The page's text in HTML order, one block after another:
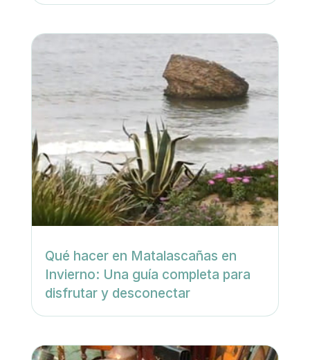
Qué hacer en Matalascañas en
Invierno: Una guía completa para
disfrutar y desconectar